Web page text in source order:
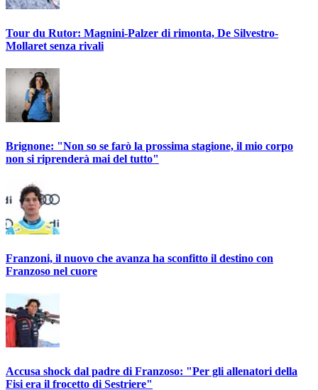
Tour du Rutor: Magnini-Palzer di rimonta, De Silvestro-
Mollaret senza rivali
Brignone: "Non so se farò la prossima stagione, il mio corpo
non si riprenderà mai del tutto"
Franzoni, il nuovo che avanza ha sconfitto il destino con
Franzoso nel cuore
Accusa shock dal padre di Franzoso: "Per gli allenatori della
Fisi era il frocetto di Sestriere"